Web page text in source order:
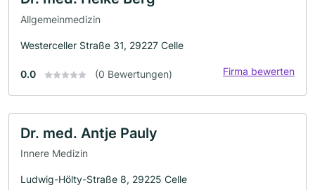
Allgemeinmedizin
Westerceller Straße 31, 29227 Celle
0.0 (0 Bewertungen) Firma bewerten
Dr. med. Antje Pauly
Innere Medizin
Ludwig-Hölty-Straße 8, 29225 Celle